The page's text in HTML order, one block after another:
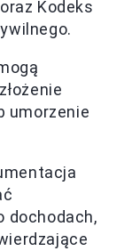
Kodeks
umorzenie
dochodach,